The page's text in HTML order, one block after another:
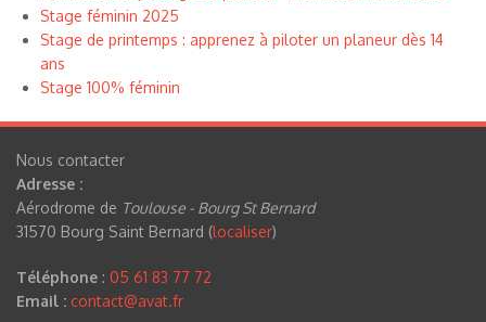
Stage féminin 2025
Stage de printemps : apprenez à piloter un planeur dès 14
ans
Stage 100% féminin
Nous contacter
Adresse :
Aérodrome de Toulouse - Bourg St Bernard
31570 Bourg Saint Bernard (localiser)
Téléphone : 05 61 83 77 72
Email : contact@avat.fr